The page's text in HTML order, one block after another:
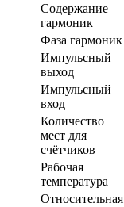
Содержание
гармоник
Фаза гармоник
Импульсный
выход
Импульсный
вход
Количество
мест для
счётчиков
Рабочая
температура
Относительная